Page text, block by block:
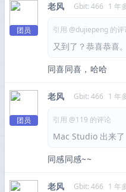
团员
老风 Gbit: 466 1 年
引用 @dujiepeng 的评
又到了？恭喜恭喜。
同喜同喜，哈哈
团员
老风 Gbit: 466 1 年
引用 @119 的评论
Mac Studio 出来了
同感同感~~
老风 Gbit: 466 1 年